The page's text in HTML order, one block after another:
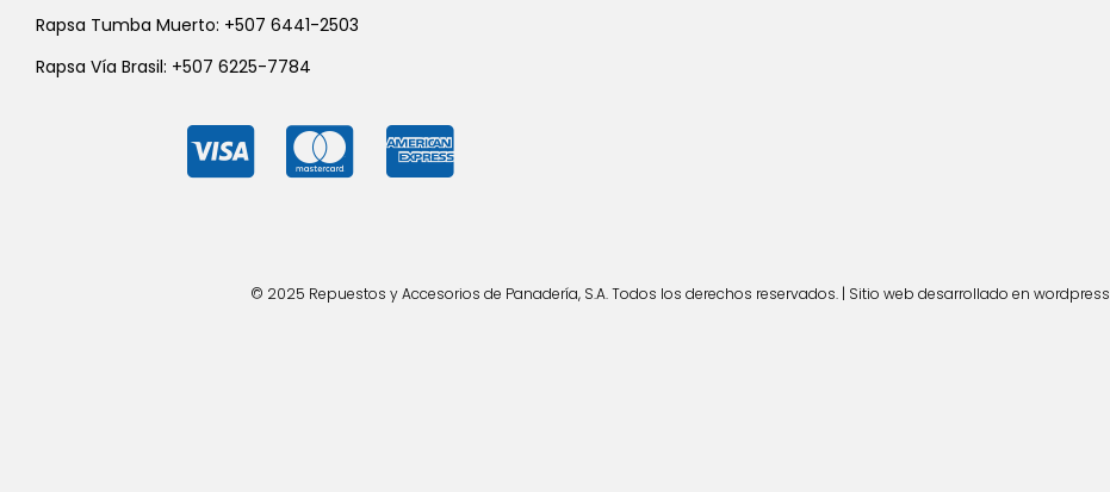
Rapsa Tumba Muerto: +507 6441-2503
Rapsa Vía Brasil: +507 6225-7784
© 2025 Repuestos y Accesorios de Panadería, S.A. Todos los derechos reservados. | Sitio web desarrollado en wordpress